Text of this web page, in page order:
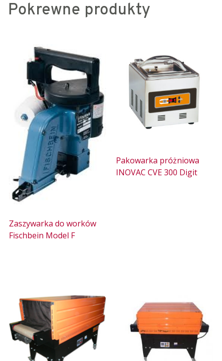
Pokrewne produkty
Zaszywarka do worków
Fischbein Model F
Pakowarka próżniowa
INOVAC CVE 300 Digit